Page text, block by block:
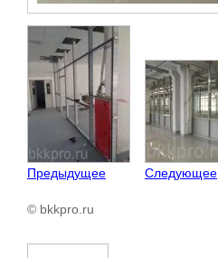
Предыдущее Следующее
© bkkpro.ru